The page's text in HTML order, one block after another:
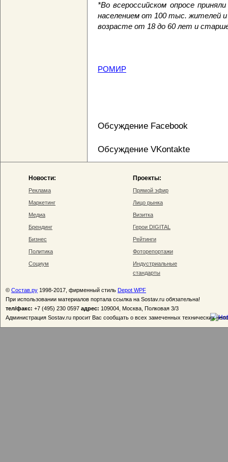
*Во всероссийском опросе
населением от 100 тыс. жителей
возрасте от 18 до 60 лет и
РОМИР
Обсуждение Facebook
Обсуждение VKontakte
Новости:
Реклама
Маркетинг
Медиа
Брендинг
Бизнес
Политика
Социум
Проекты:
Прямой эфир
Лицо рынка
Визитка
Герои DIGITAL
Рейтинги
Фоторепортажи
Индустриальные
стандарты
© Состав.ру 1998-2017, фирменный стиль Depot WPF
При использовании материалов портала ссылка на Sostav.ru обязательна!
тел/факс: +7 (495) 230 0597 адрес: 109004, Москва, Полковая 3/3
Администрация Sostav.ru просит Вас сообщать о всех замеченных технических